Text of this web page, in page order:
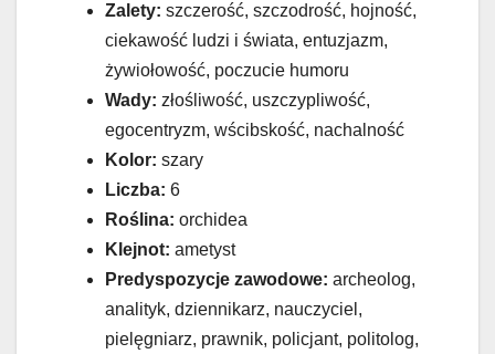
Zalety: szczerość, szczodrość, hojność,
ciekawość ludzi i świata, entuzjazm,
żywiołowość, poczucie humoru
Wady: złośliwość, uszczypliwość,
egocentryzm, wścibskość, nachalność
Kolor: szary
Liczba: 6
Roślina: orchidea
Klejnot: ametyst
Predyspozycje zawodowe: archeolog,
analityk, dziennikarz, nauczyciel,
pielęgniarz, prawnik, policjant, politolog,